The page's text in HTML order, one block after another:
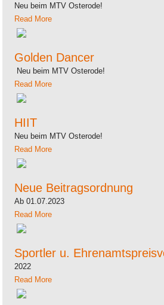
Neu beim MTV Osterode!
Read More
Golden Dancer
Neu beim MTV Osterode!
Read More
HIIT
Neu beim MTV Osterode!
Read More
Neue Beitragsordnung
Ab 01.07.2023
Read More
Sportler u.
2022
Read More